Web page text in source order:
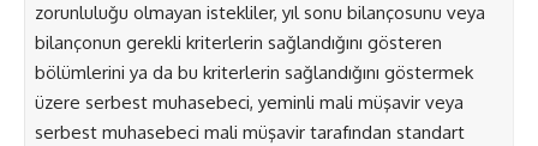
zorunluluğu olmayan istekliler, yıl sonu bilançosunu veya
bilançonun gerekli kriterlerin sağlandığını gösteren
bölümlerini ya da bu kriterlerin sağlandığını göstermek
üzere serbest muhasebeci, yeminli mali müşavir veya
serbest muhasebeci mali müşavir tarafından standart